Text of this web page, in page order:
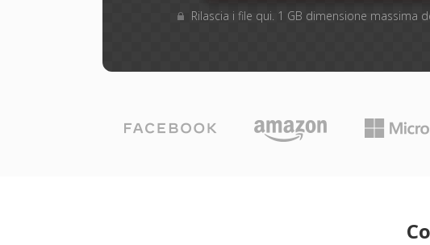
Rilascia i file qui. 1 GB dimensione massima